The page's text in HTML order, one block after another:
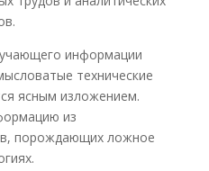
информации
технические
ясным изложением.
из
порождающих ложное